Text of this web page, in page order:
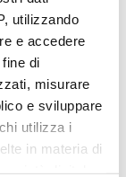
utilizzando
e accedere
di
misurare
e sviluppare
utilizza i
in materia di